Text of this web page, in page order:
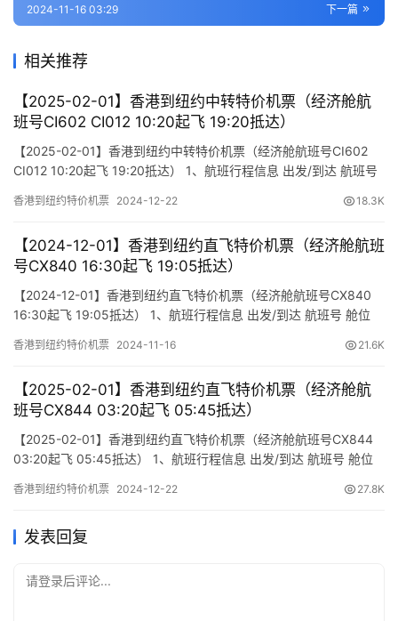
下一篇
2024-11-16 03:29
相关推荐
【2025-02-01】香港到纽约中转特价机票（经济舱航
班号CI602 CI012 10:20起飞 19:20抵达）
【2025-02-01】香港到纽约中转特价机票（经济舱航班号CI602
CI012 10:20起飞 19:20抵达） 1、航班行程信息 出发/到达 航班号
(Flight) (class) (Departure Time) (Arrival Time) 出发(Tak…
香港到纽约特价机票 2024-12-22 18.3K
【2024-12-01】香港到纽约直飞特价机票（经济舱航班
号CX840 16:30起飞 19:05抵达）
【2024-12-01】香港到纽约直飞特价机票（经济舱航班号CX840
16:30起飞 19:05抵达） 1、航班行程信息 出发/到达 航班号 舱位
(class) (Departure Time) (Arrival Time) 出发(TakeOff) …
香港到纽约特价机票 2024-11-16 21.6K
【2025-02-01】香港到纽约直飞特价机票（经济舱航
班号CX844 03:20起飞 05:45抵达）
【2025-02-01】香港到纽约直飞特价机票（经济舱航班号CX844
03:20起飞 05:45抵达） 1、航班行程信息 出发/到达 航班号 舱位
(class) (Departure Time) (Arrival Time) 出发(TakeOff) …
香港到纽约特价机票 2024-12-22 27.8K
发表回复
请登录后评论...